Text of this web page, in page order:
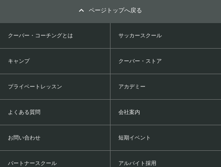
ページトップへ戻る
クーバー・コーチングとは サッカースクール
キャンプ クーバー・ストア
プライベートレッスン アカデミー
よくある質問 会社案内
お問い合わせ 短期イベント
パートナースクール アルバイト採用